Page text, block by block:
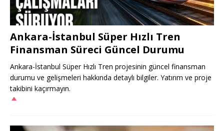
Ankara-İstanbul Süper Hızlı Tren
Finansman Süreci Güncel Durumu
Ankara-İstanbul Süper Hızlı Tren projesinin güncel finansman
durumu ve gelişmeleri hakkında detaylı bilgiler. Yatırım ve proje
takibini kaçırmayın.